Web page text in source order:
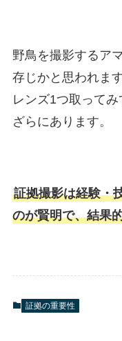
野鳥を撮影するア
存じかと思われま
レンズ1つ取って
ざらにあります。
証拠撮影は経験・
のが賢明で、結果
証拠の重要性